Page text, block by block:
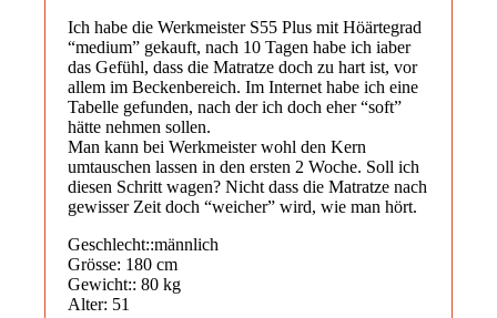
Ich habe die Werkmeister S55 Plus mit Höärtegrad
“medium” gekauft, nach 10 Tagen habe ich iaber
das Gefühl, dass die Matratze doch zu hart ist, vor
allem im Beckenbereich. Im Internet habe ich eine
Tabelle gefunden, nach der ich doch eher “soft”
hätte nehmen sollen.
Man kann bei Werkmeister wohl den Kern
umtauschen lassen in den ersten 2 Woche. Soll ich
diesen Schritt wagen? Nicht dass die Matratze nach
gewisser Zeit doch “weicher” wird, wie man hört.
Geschlecht::männlich
Grösse: 180 cm
Gewicht:: 80 kg
Alter: 51